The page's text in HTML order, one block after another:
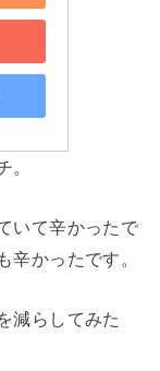
。
いて辛かったで
辛かったです。
減らしてみた